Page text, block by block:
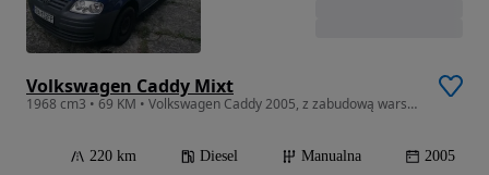
Volkswagen Caddy Mixt
1968 cm3 • 69 KM • Volkswagen Caddy 2005, z zabudową warsztatową i hak, gotowy do pracy.
220 km Diesel Manualna 2005